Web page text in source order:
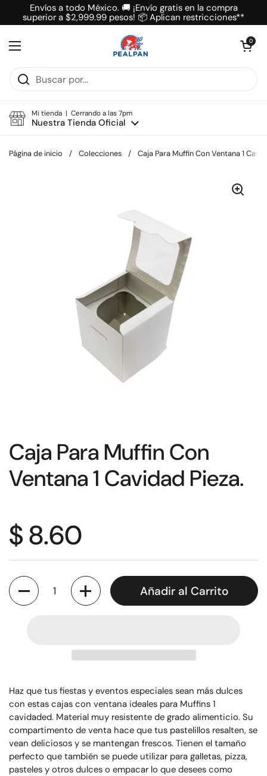
Ir al contenido
Envíos a todo México. 🚚 ¡Envío gratis en la compra
superior a $2,999.99 pesos! 📦 Aplican restricciones**
Abrir menú
Abrir carrito
0
Mi tienda | Cerrando a las 7pm
Nuestra Tienda Oficial
Página de inicio / Colecciones / Caja Para Muffin Con Ventana 1
Caja Para Muffin Con
Ventana 1 Cavidad Pieza.
$ 8.60
Cantidad
Añadir al Carrito
Haz que tus fiestas y eventos especiales sean más dulces
con estas cajas con ventana ideales para Muffins 1
cavidaded. Material muy resistente de grado alimenticio. Su
compartimento de venta hace que tus pastelillos resalten, se
vean deliciosos y se mantengan frescos. Tienen el tamaño
perfecto que también se puede utilizar para galletas, pizza,
pasteles y otros dulces o empacar lo que desees como